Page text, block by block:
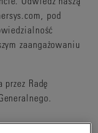
pod
zaangażowaniu
Radę